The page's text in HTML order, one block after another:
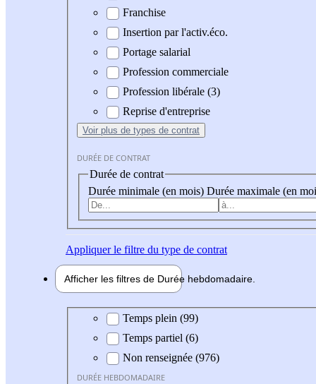
Franchise
Insertion par l'activ.éco.
Portage salarial
Profession commerciale
Profession libérale (3)
Reprise d'entreprise
Voir plus de types de contrat
DURÉE DE CONTRAT
Durée de contrat
Durée minimale (en mois) Durée maximale (en
Appliquerle filtre du type de contrat
Afficher les filtres de Durée hebdomadaire
Durée hebdomadaire
Temps plein (99)
Temps partiel (6)
Non renseignée (976)
DURÉE HEBDOMADAIRE